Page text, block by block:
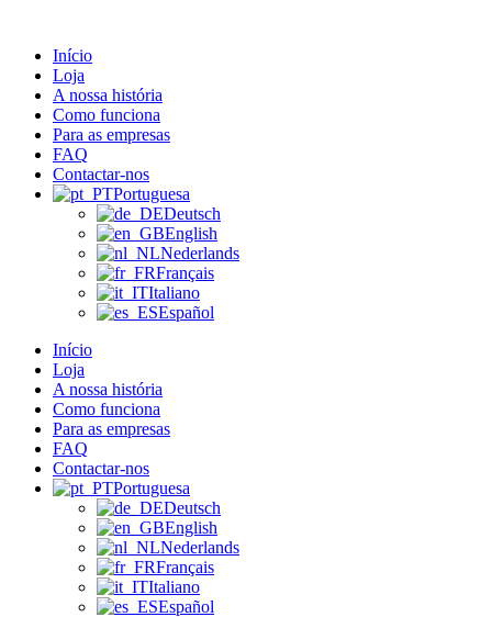
conteúdo
Início
Loja
A nossa história
Como funciona
Para as empresas
FAQ
Contactar-nos
Portuguesa
Deutsch
English
Nederlands
Français
Italiano
Español
Início
Loja
A nossa história
Como funciona
Para as empresas
FAQ
Contactar-nos
Portuguesa
Deutsch
English
Nederlands
Français
Italiano
Español